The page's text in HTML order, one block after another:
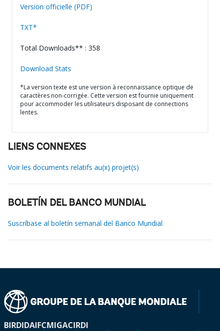
Version officielle (PDF)
TXT*
Total Downloads** : 358
Download Stats
*La version texte est une version à reconnaissance optique de
caractères non-corrigée. Cette version est fournie uniquement
pour accommoder les utilisateurs disposant de connections
lentes.
LIENS CONNEXES
Voir les documents relatifs au(x) projet(s)
BOLETÍN DEL BANCO MUNDIAL
Suscríbase al boletín semanal del Banco Mundial
BIRDIDAIFCMIGACIRDI